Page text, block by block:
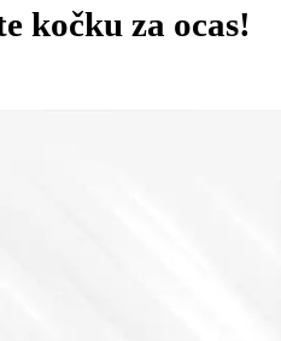
kočku za ocas!